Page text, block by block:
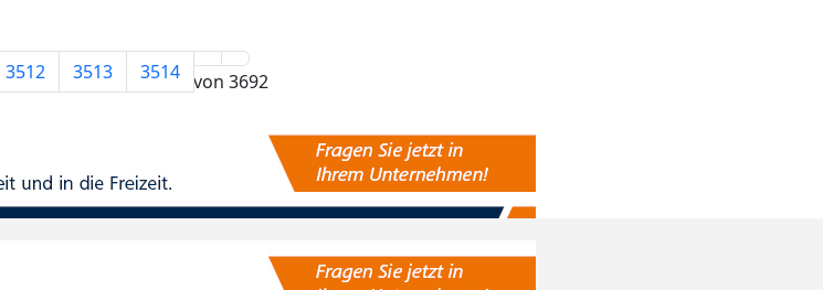
Seite 3510 von 3692
3512 3513 3514